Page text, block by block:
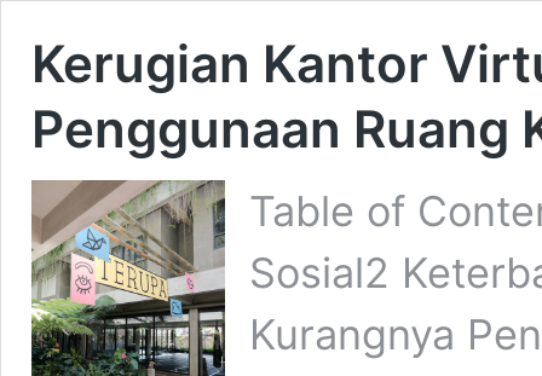
Kerugian Kantor
Penggunaan Ruang
Table of
Sosial2
Kurangnya